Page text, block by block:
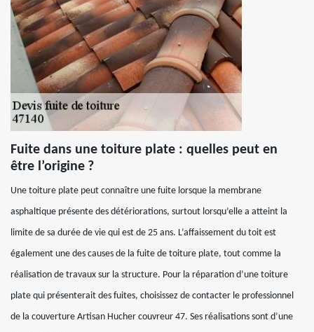
Fuite dans une toiture plate : quelles peut en
être l’origine ?
Une toiture plate peut connaître une fuite lorsque la membrane
asphaltique présente des détériorations, surtout lorsqu’elle a atteint la
limite de sa durée de vie qui est de 25 ans. L’affaissement du toit est
également une des causes de la fuite de toiture plate, tout comme la
réalisation de travaux sur la structure. Pour la réparation d’une toiture
plate qui présenterait des fuites, choisissez de contacter le professionnel
de la couverture Artisan Hucher couvreur 47. Ses réalisations sont d’une